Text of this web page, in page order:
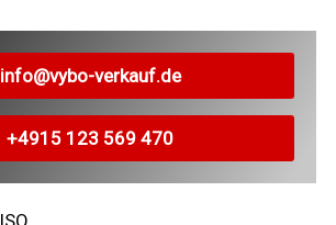
info@vybo-verkauf.de
+4915 123 569 470